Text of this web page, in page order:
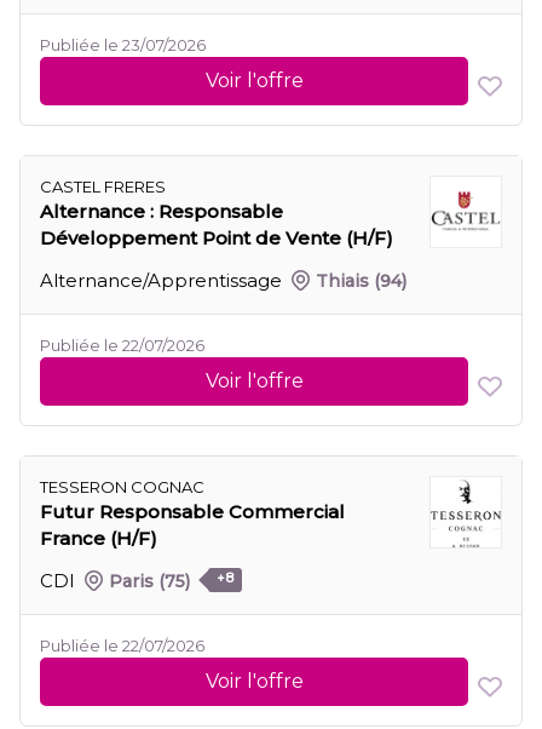
Publiée le 23/07/2026
Voir l'offre
CASTEL FRERES
Alternance : Responsable
Développement Point de Vente (H/F)
Alternance/Apprentissage
Thiais (94)
Publiée le 22/07/2026
Voir l'offre
TESSERON COGNAC
Futur Responsable Commercial
France (H/F)
CDI
Paris (75) +8
Publiée le 22/07/2026
Voir l'offre